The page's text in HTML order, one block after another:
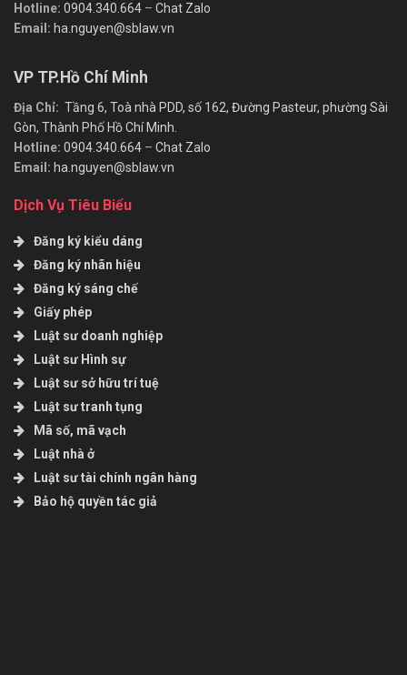
Hotline: 0904.340.664 – Chat Zalo
Email: ha.nguyen@sblaw.vn
VP TP.Hồ Chí Minh
Địa Chỉ: Tầng 6, Toà nhà PDD, số 162, Đường Pasteur, phường Sài
Gòn, Thành Phố Hồ Chí Minh.
Hotline: 0904.340.664 – Chat Zalo
Email: ha.nguyen@sblaw.vn
Dịch Vụ Tiêu Biểu
Đăng ký kiểu dáng
Đăng ký nhãn hiệu
Đăng ký sáng chế
Giấy phép
Luật sư doanh nghiệp
Luật sư Hình sự
Luật sư sở hữu trí tuệ
Luật sư tranh tụng
Mã số, mã vạch
Luật nhà ở
Luật sư tài chính ngân hàng
Bảo hộ quyền tác giả